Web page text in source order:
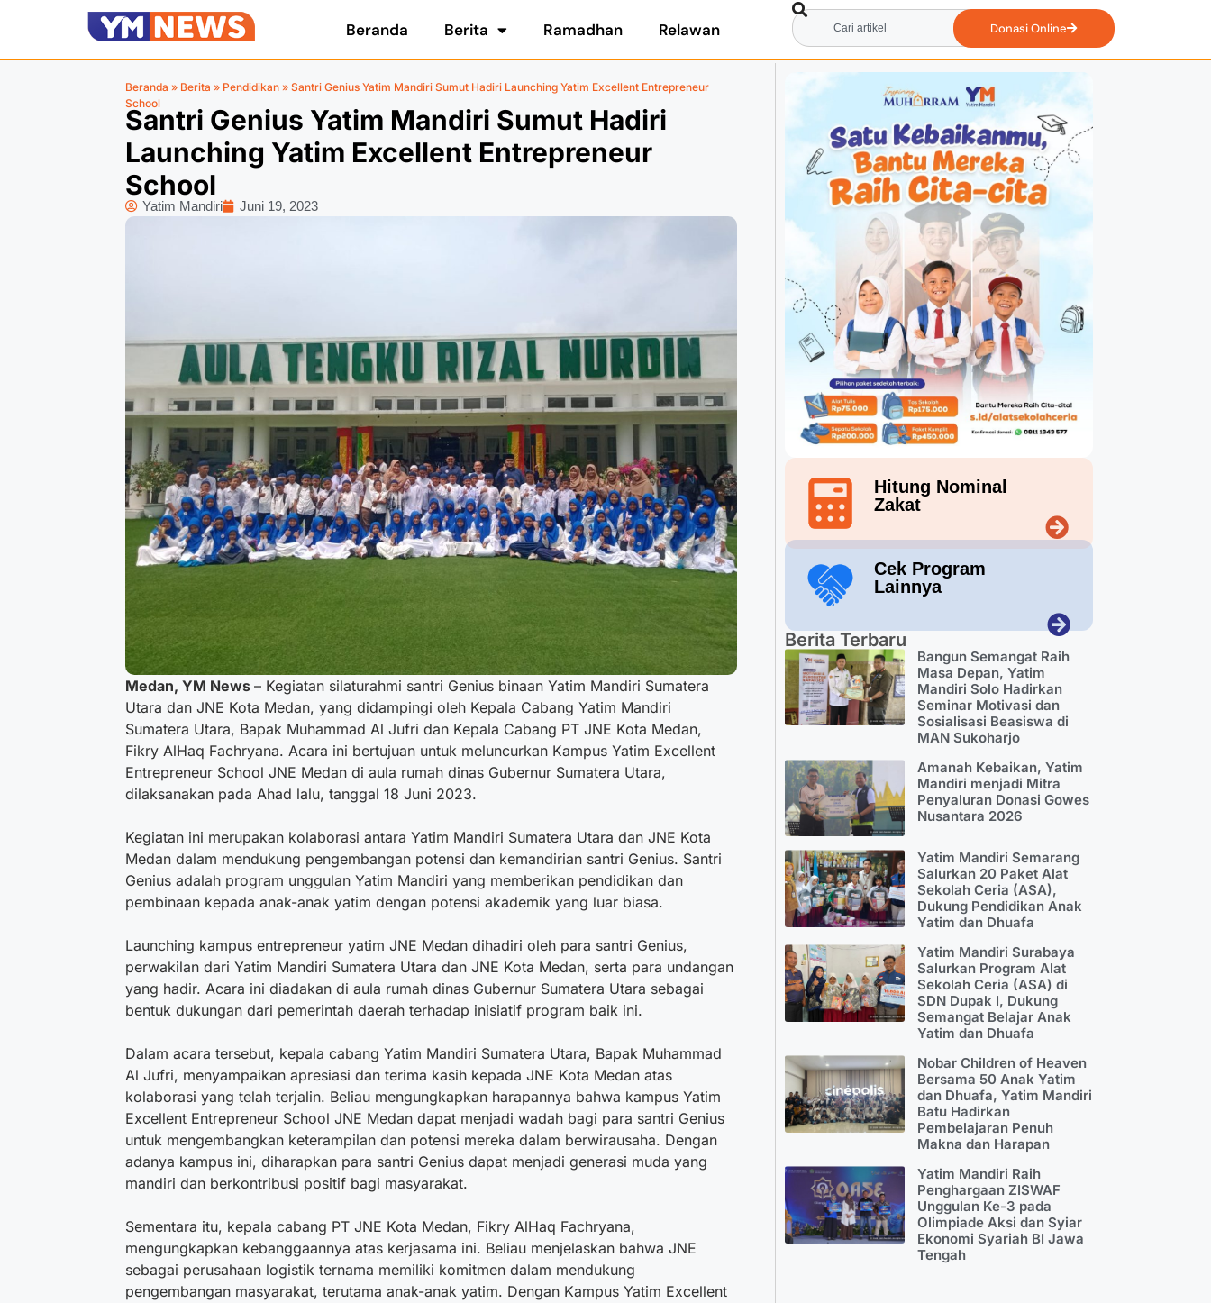
Beranda Berita Ramadhan Relawan Donasi Online
Beranda » Berita » Pendidikan » Santri Genius Yatim Mandiri Sumut Hadiri Launching Yatim Excellent Entrepreneur
School
Santri Genius Yatim Mandiri Sumut Hadiri
Launching Yatim Excellent Entrepreneur
School
Yatim Mandiri Juni 19, 2023
Medan, YM News – Kegiatan silaturahmi santri Genius binaan Yatim Mandiri Sumatera
Utara dan JNE Kota Medan, yang didampingi oleh Kepala Cabang Yatim Mandiri
Sumatera Utara, Bapak Muhammad Al Jufri dan Kepala Cabang PT JNE Kota Medan,
Fikry AlHaq Fachryana. Acara ini bertujuan untuk meluncurkan Kampus Yatim Excellent
Entrepreneur School JNE Medan di aula rumah dinas Gubernur Sumatera Utara,
dilaksanakan pada Ahad lalu, tanggal 18 Juni 2023.
Kegiatan ini merupakan kolaborasi antara Yatim Mandiri Sumatera Utara dan JNE Kota
Medan dalam mendukung pengembangan potensi dan kemandirian santri Genius. Santri
Genius adalah program unggulan Yatim Mandiri yang memberikan pendidikan dan
pembinaan kepada anak-anak yatim dengan potensi akademik yang luar biasa.
Launching kampus entrepreneur yatim JNE Medan dihadiri oleh para santri Genius,
perwakilan dari Yatim Mandiri Sumatera Utara dan JNE Kota Medan, serta para undangan
yang hadir. Acara ini diadakan di aula rumah dinas Gubernur Sumatera Utara sebagai
bentuk dukungan dari pemerintah daerah terhadap inisiatif program baik ini.
Dalam acara tersebut, kepala cabang Yatim Mandiri Sumatera Utara, Bapak Muhammad
Al Jufri, menyampaikan apresiasi dan terima kasih kepada JNE Kota Medan atas
kolaborasi yang telah terjalin. Beliau mengungkapkan harapannya bahwa kampus Yatim
Excellent Entrepreneur School JNE Medan dapat menjadi wadah bagi para santri Genius
untuk mengembangkan keterampilan dan potensi mereka dalam berwirausaha. Dengan
adanya kampus ini, diharapkan para santri Genius dapat menjadi generasi muda yang
mandiri dan berkontribusi positif bagi masyarakat.
Sementara itu, kepala cabang PT JNE Kota Medan, Fikry AlHaq Fachryana,
mengungkapkan kebanggaannya atas kerjasama ini. Beliau menjelaskan bahwa JNE
sebagai perusahaan logistik ternama memiliki komitmen dalam mendukung
pengembangan masyarakat, terutama anak-anak yatim. Dengan Kampus Yatim Excellent
Hitung Nominal
Zakat
Cek Program
Lainnya
Berita Terbaru
Bangun Semangat Raih
Masa Depan, Yatim
Mandiri Solo Hadirkan
Seminar Motivasi dan
Sosialisasi Beasiswa di
MAN Sukoharjo
Amanah Kebaikan, Yatim
Mandiri menjadi Mitra
Penyaluran Donasi Gowes
Nusantara 2026
Yatim Mandiri Semarang
Salurkan 20 Paket Alat
Sekolah Ceria (ASA),
Dukung Pendidikan Anak
Yatim dan Dhuafa
Yatim Mandiri Surabaya
Salurkan Program Alat
Sekolah Ceria (ASA) di
SDN Dupak I, Dukung
Semangat Belajar Anak
Yatim dan Dhuafa
Nobar Children of Heaven
Bersama 50 Anak Yatim
dan Dhuafa, Yatim Mandiri
Batu Hadirkan
Pembelajaran Penuh
Makna dan Harapan
Yatim Mandiri Raih
Penghargaan ZISWAF
Unggulan Ke-3 pada
Olimpiade Aksi dan Syiar
Ekonomi Syariah BI Jawa
Tengah